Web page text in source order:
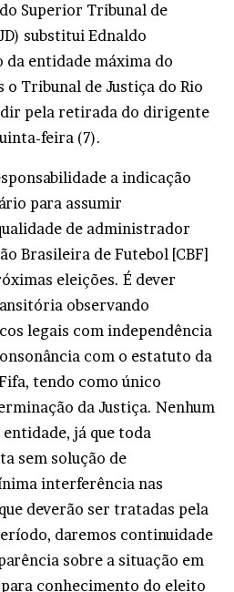
Superior Tribunal de
substitui Ednaldo
da entidade máxima do
Tribunal de Justiça do Rio
pela retirada do dirigente
feira (7).
a indicação
para assumir
de administrador
Brasileira de Futebol [CBF]
eleições. É dever
observando
legais com independência
com o estatuto da
tendo como único
da Justiça. Nenhum
já que toda
sem solução de
interferência nas
deverão ser tratadas pela
daremos continuidade
sobre a situação em
para conhecimento do eleito